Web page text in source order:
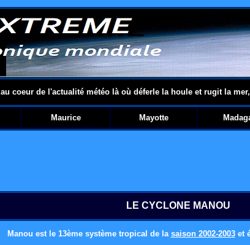
au coeur de l'actualité météo là où déferle la houle et rugit la
Maurice Mayotte
LE CYCLONE MANOU
Manou est le 13ème système tropical de la saison 2002-2003et